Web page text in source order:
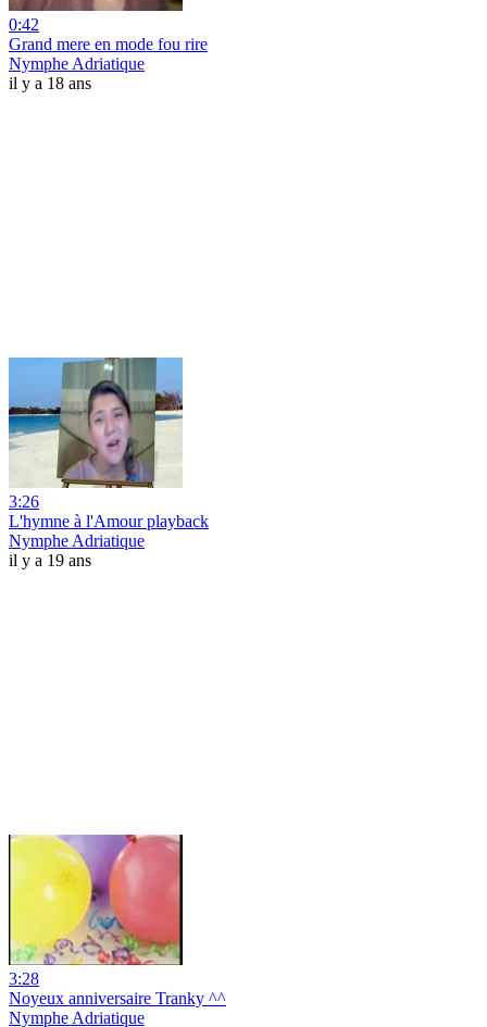
0:42
Grand mere en mode fou rire
Nymphe Adriatique
il y a 18 ans
3:26
L'hymne à l'Amour playback
Nymphe Adriatique
il y a 19 ans
3:28
Noyeux anniversaire Tranky ^^
Nymphe Adriatique